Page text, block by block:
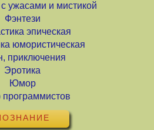
ужасами и мистикой
Фэнтези
эпическая
юмористическая
приключения
Эротика
Юмор